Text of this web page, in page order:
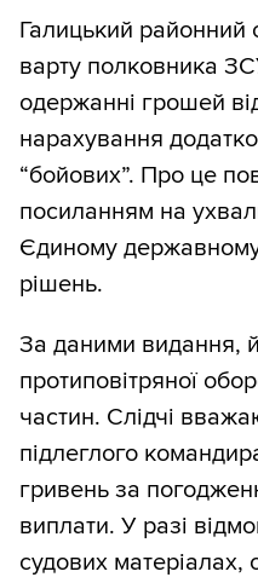
Галицький районний
варту полковника
одержанні грошей
нарахування
“бойових”. Про це
посиланням на
Єдиному державному
рішень.
За даними видання,
протиповітряної
частин. Слідчі
підлеглого
гривень за
виплати. У разі
судових матеріалах,